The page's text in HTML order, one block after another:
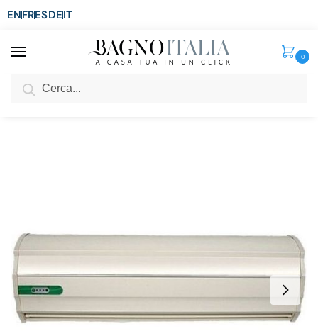
ENFRESDEIT
0
SCONTO del 3%